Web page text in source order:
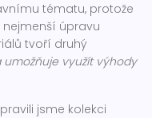
tématu, protože
úpravu
tvoří druhý
využít výhody
jsme kolekci